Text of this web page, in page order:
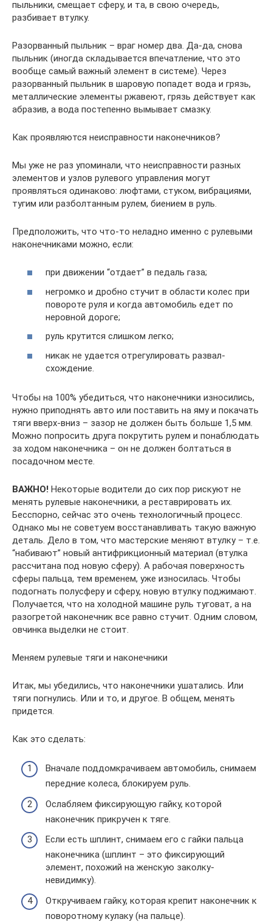
пыльники, смещает сферу, и та, в свою очередь,
разбивает втулку.
Разорванный пыльник – враг номер два. Да-да, снова
пыльник (иногда складывается впечатление, что это
вообще самый важный элемент в системе). Через
разорванный пыльник в шаровую попадет вода и грязь,
металлические элементы ржавеют, грязь действует как
абразив, а вода постепенно вымывает смазку.
Как проявляются неисправности наконечников?
Мы уже не раз упоминали, что неисправности разных
элементов и узлов рулевого управления могут
проявляться одинаково: люфтами, стуком, вибрациями,
тугим или разболтанным рулем, биением в руль.
Предположить, что что-то неладно именно с рулевыми
наконечниками можно, если:
при движении “отдает” в педаль газа;
негромко и дробно стучит в области колес при
повороте руля и когда автомобиль едет по
неровной дороге;
руль крутится слишком легко;
никак не удается отрегулировать развал-
схождение.
Чтобы на 100% убедиться, что наконечники износились,
нужно приподнять авто или поставить на яму и покачать
тяги вверх-вниз – зазор не должен быть больше 1,5 мм.
Можно попросить друга покрутить рулем и понаблюдать
за ходом наконечника – он не должен болтаться в
посадочном месте.
ВАЖНО! Некоторые водители до сих пор рискуют не
менять рулевые наконечники, а реставрировать их.
Бесспорно, сейчас это очень технологичный процесс.
Однако мы не советуем восстанавливать такую важную
деталь. Дело в том, что мастерские меняют втулку – т.е.
“набивают” новый антифрикционный материал (втулка
рассчитана под новую сферу). А рабочая поверхность
сферы пальца, тем временем, уже износилась. Чтобы
подогнать полусферу и сферу, новую втулку поджимают.
Получается, что на холодной машине руль туговат, а на
разогретой наконечник все равно стучит. Одним словом,
овчинка выделки не стоит.
Меняем рулевые тяги и наконечники
Итак, мы убедились, что наконечники ушатались. Или
тяги погнулись. Или и то, и другое. В общем, менять
придется.
Как это сделать:
Вначале поддомкрачиваем автомобиль, снимаем
передние колеса, блокируем руль.
Ослабляем фиксирующую гайку, которой
наконечник прикручен к тяге.
Если есть шплинт, снимаем его с гайки пальца
наконечника (шплинт – это фиксирующий
элемент, похожий на женскую заколку-
невидимку).
Откручиваем гайку, которая крепит наконечник к
поворотному кулаку (на пальце).